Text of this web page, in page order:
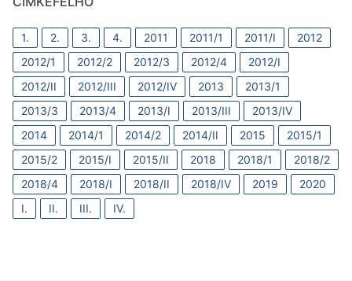
1. 2. 3. 4. 2011 2011/1 2011/I
2012
2012/1
2012/2 2012/3 2012/4
2012/I
2012/II
2012/III 2012/IV 2013
2013/1
2013/3
2013/4 2013/I 2013/III
2013/IV
2014
2014/1 2014/2 2014/II 2015
2015/1
2015/2
2015/I 2015/II 2018 2018/1
2018/2
2018/4
2018/I 2018/II 2018/IV 2019
2020
I.
II. III. IV.